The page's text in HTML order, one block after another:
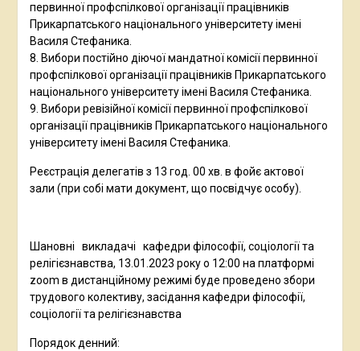
первинної профспілкової організації працівників
Прикарпатського національного університету імені
Василя Стефаника.
8. Вибори постійно діючої мандатної комісії первинної
профспілкової організації працівників Прикарпатського
національного університету імені Василя Стефаника.
9. Вибори ревізійної комісії первинної профспілкової
організації працівників Прикарпатського національного
університету імені Василя Стефаника.
Реєстрація делегатів з 13 год. 00 хв. в фойє актової
зали (при собі мати документ, що посвідчує особу).
Шановні викладачі кафедри філософії, соціології та
релігієзнавства, 13.01.2023 року о 12:00 на платформі
zoom в дистанційному режимі буде проведено збори
трудового колективу, засідання кафедри філософії,
соціології та релігієзнавства
Порядок денний: